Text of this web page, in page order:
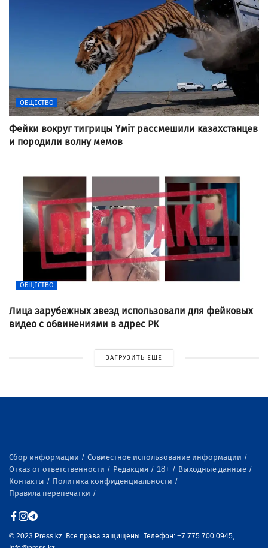
ОБЩЕСТВО
Фейки вокруг тигрицы Үміт рассмешили казахстанцев
и породили волну мемов
ОБЩЕСТВО
Лица зарубежных звезд использовали для фейковых
видео с обвинениями в адрес РК
ЗАГРУЗИТЬ ЕЩЕ
Сбор информации
Совместное использование информации
Отказ от ответственности
Редакция 18+
Выходные данные
Контакты
Политика конфиденциальности
Правила перепечатки
© 2023 Press.kz. Все права защищены. Телефон: +7 775 700 0945,